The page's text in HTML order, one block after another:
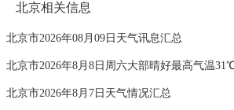
北京相关信息
北京市2026年08月09日天气讯息汇总
北京市2026年8月8日周六大部晴好最高气温
北京市2026年8月7日天气情况汇总